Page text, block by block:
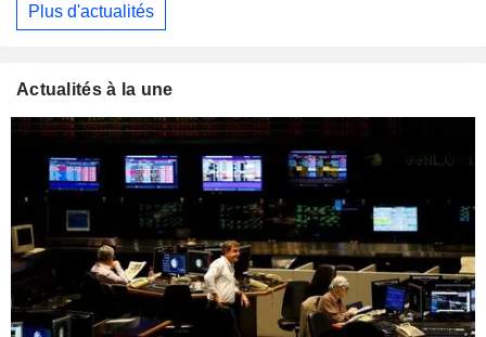
Plus d'actualités
Actualités à la une